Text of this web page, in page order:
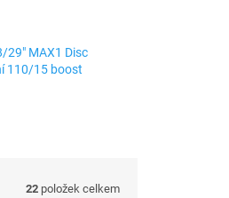
29" MAX1 Disc
110/15 boost
22 položek celkem